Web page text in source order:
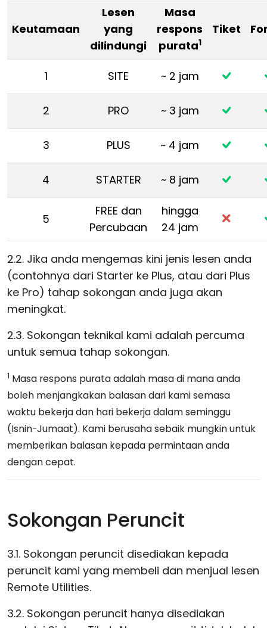
Keutamaan
Lesen
yang
dilindungi
Masa
respons
purata1
Tiket
1 SITE ~ 2 jam
2 PRO ~ 3 jam
3 PLUS ~ 4 jam
4 STARTER ~ 8 jam
5
FREE dan
Percubaan
hingga
24 jam
2.2. Jika anda mengemas kini jenis lesen anda
(contohnya dari Starter ke Plus, atau dari Plus
ke Pro) tahap sokongan anda juga akan
meningkat.
2.3. Sokongan teknikal kami adalah percuma
untuk semua tahap sokongan.
1 Masa respons purata adalah masa di mana anda
boleh menjangkakan balasan dari kami semasa
waktu bekerja dan hari bekerja dalam seminggu
(Isnin-Jumaat). Kami berusaha sebaik mungkin untuk
memberikan balasan kepada permintaan anda
dengan cepat.
Sokongan Peruncit
3.1. Sokongan peruncit disediakan kepada
peruncit kami yang membeli dan menjual lesen
Remote Utilities.
3.2. Sokongan peruncit hanya disediakan